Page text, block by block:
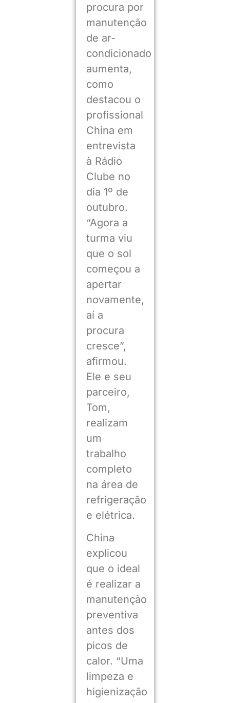
procura por
manutenção
de ar-
condicionado
aumenta,
como
destacou o
profissional
China em
entrevista
à Rádio
Clube no
dia 1º de
outubro.
“Agora a
turma viu
que o sol
começou a
apertar
novamente,
aí a
procura
cresce”,
afirmou.
Ele e seu
parceiro,
Tom,
realizam
um
trabalho
completo
na área de
refrigeração
e elétrica.
China
explicou
que o ideal
é realizar a
manutenção
preventiva
antes dos
picos de
calor. “Uma
limpeza e
higienização